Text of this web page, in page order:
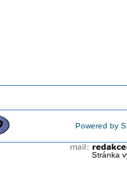
Powered by
Stránka